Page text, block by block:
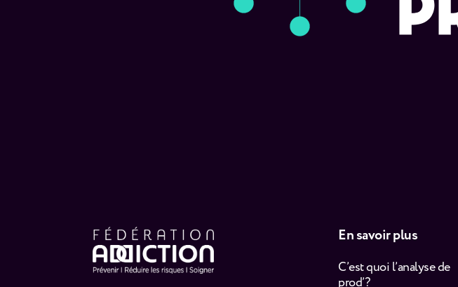
En savoir plus
C’est quoi l’analyse de
prod’ ?